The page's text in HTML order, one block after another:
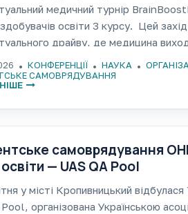
медичний турнір
освіти 3 курсу. Цей
драйву, де медицина
на живу, динамічну гру
КОНФЕРЕНЦІЇ НАУКА
САМОВРЯДУВАННЯ
самоврядування
— UAS QA Pool
у місті Кропивницький
організована Українською